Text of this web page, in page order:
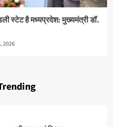
स्टेट है मध्यप्रदेश: मुख्यमंत्री डॉ.
2026